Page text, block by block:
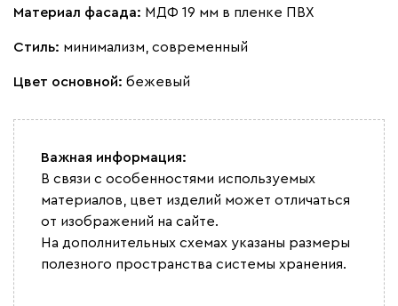
Материал фасада: МДФ 19 мм в пленке ПВХ
Стиль: минимализм, современный
Цвет основной: бежевый
Важная информация:
В связи с особенностями используемых
материалов, цвет изделий может отличаться
от изображений на сайте.
На дополнительных схемах указаны размеры
полезного пространства системы хранения.